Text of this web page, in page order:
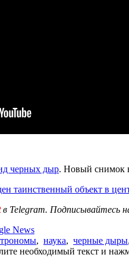
черных дыр. Новый снимок
таинственный объект в
в Telegram. Подписывайтесь
News
, наука, черные дыры
необходимый текст и